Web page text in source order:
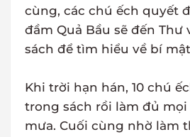
cùng, các chú ếch quyết
đầm Quả Bầu sẽ đến Thư
sách để tìm hiểu về bí
Khi trời hạn hán, 10 chú
trong sách rồi làm đủ mọi
mưa. Cuối cùng nhờ làm